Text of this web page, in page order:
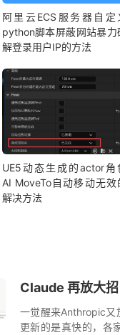
阿里云ECS服务器自定
python脚本屏蔽网站暴力
解登录用户IP的方法
UE5动态生成的actor角
AI MoveTo自动移动无效
解决方法
Claude 再放大
一觉醒来Anthropic又
更新的是真快的，各